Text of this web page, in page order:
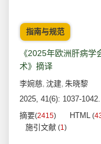
指南与规范
《2025年欧洲肝病
术》摘译
李婉慈, 沈建, 朱晓黎
2025, 41(6): 1037-1042.
摘要(2415) HTML (
施引文献 (1)